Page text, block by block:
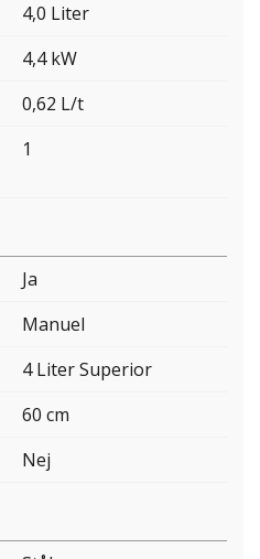
4,0 Liter
4,4 kW
0,62 L/t
1
Ja
Manuel
4 Liter Superior
60 cm
Nej